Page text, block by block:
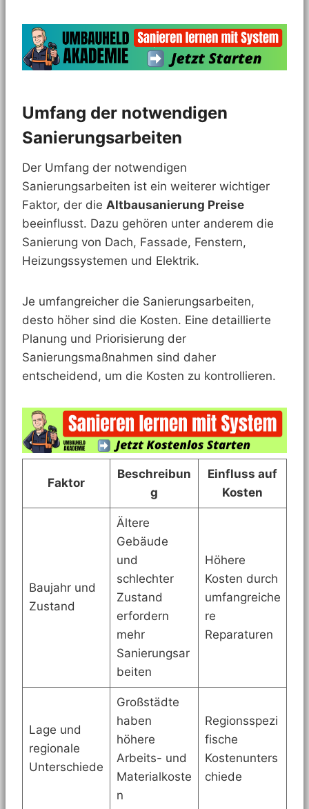
Umfang der notwendigen
Sanierungsarbeiten
Der Umfang der notwendigen
Sanierungsarbeiten ist ein weiterer wichtiger
Faktor, der die Altbausanierung Preise
beeinflusst. Dazu gehören unter anderem die
Sanierung von Dach, Fassade, Fenstern,
Heizungssystemen und Elektrik.
Je umfangreicher die Sanierungsarbeiten,
desto höher sind die Kosten. Eine detaillierte
Planung und Priorisierung der
Sanierungsmaßnahmen sind daher
entscheidend, um die Kosten zu kontrollieren.
Faktor
Beschreibun
g
Einfluss auf
Kosten
Baujahr und
Zustand
Ältere
Gebäude
und
schlechter
Zustand
erfordern
mehr
Sanierungsar
beiten
Höhere
Kosten durch
umfangreiche
re
Reparaturen
Lage und
regionale
Unterschiede
Großstädte
haben
höhere
Arbeits- und
Materialkoste
n
Regionsspezi
fische
Kostenunters
chiede